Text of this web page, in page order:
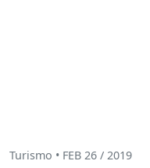
Turismo • FEB 26 / 2019